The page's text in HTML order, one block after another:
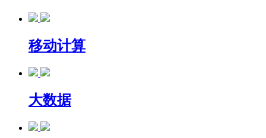
移动计算
大数据